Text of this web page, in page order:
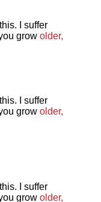
I suffer
grow older,
I suffer
grow older,
I suffer
grow older,